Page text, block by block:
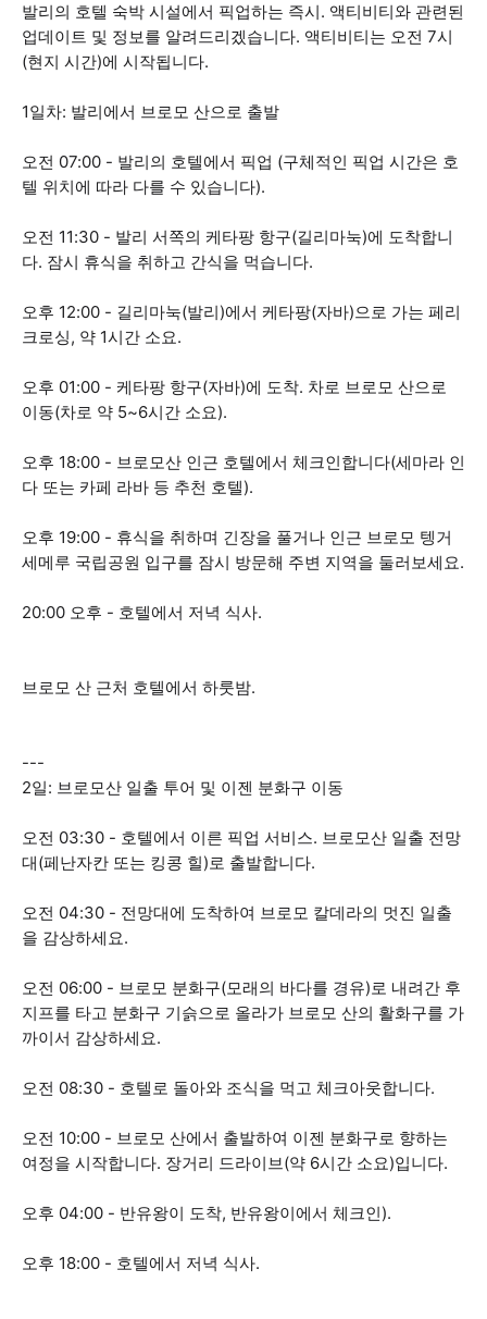
발리의 호텔 숙박 시설에서 픽업하는 즉시. 액티비티와 관련된
업데이트 및 정보를 알려드리겠습니다. 액티비티는 오전 7시
(현지 시간)에 시작됩니다.
1일차: 발리에서 브로모 산으로 출발
오전 07:00 - 발리의 호텔에서 픽업 (구체적인 픽업 시간은 호
텔 위치에 따라 다를 수 있습니다).
오전 11:30 - 발리 서쪽의 케타팡 항구(길리마눅)에 도착합니
다. 잠시 휴식을 취하고 간식을 먹습니다.
오후 12:00 - 길리마눅(발리)에서 케타팡(자바)으로 가는 페리
크로싱, 약 1시간 소요.
오후 01:00 - 케타팡 항구(자바)에 도착. 차로 브로모 산으로
이동(차로 약 5~6시간 소요).
오후 18:00 - 브로모산 인근 호텔에서 체크인합니다(세마라 인
다 또는 카페 라바 등 추천 호텔).
오후 19:00 - 휴식을 취하며 긴장을 풀거나 인근 브로모 텡거
세메루 국립공원 입구를 잠시 방문해 주변 지역을 둘러보세요.
20:00 오후 - 호텔에서 저녁 식사.
브로모 산 근처 호텔에서 하룻밤.
---
2일: 브로모산 일출 투어 및 이젠 분화구 이동
오전 03:30 - 호텔에서 이른 픽업 서비스. 브로모산 일출 전망
대(페난자칸 또는 킹콩 힐)로 출발합니다.
오전 04:30 - 전망대에 도착하여 브로모 칼데라의 멋진 일출
을 감상하세요.
오전 06:00 - 브로모 분화구(모래의 바다를 경유)로 내려간 후
지프를 타고 분화구 기슭으로 올라가 브로모 산의 활화구를 가
까이서 감상하세요.
오전 08:30 - 호텔로 돌아와 조식을 먹고 체크아웃합니다.
오전 10:00 - 브로모 산에서 출발하여 이젠 분화구로 향하는
여정을 시작합니다. 장거리 드라이브(약 6시간 소요)입니다.
오후 04:00 - 반유왕이 도착, 반유왕이에서 체크인).
오후 18:00 - 호텔에서 저녁 식사.